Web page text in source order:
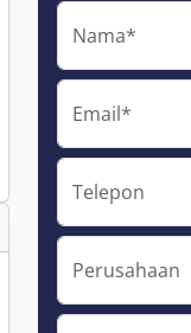
Nama*
Email*
Telepon
Perusahaan